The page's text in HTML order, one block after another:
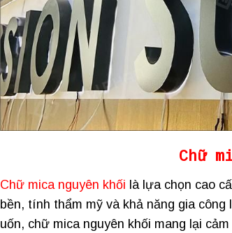
Chữ
Chữ mica nguyên khối là lựa chọn cao
bền, tính thẩm mỹ và khả năng gia
uốn, chữ mica nguyên khối mang lại